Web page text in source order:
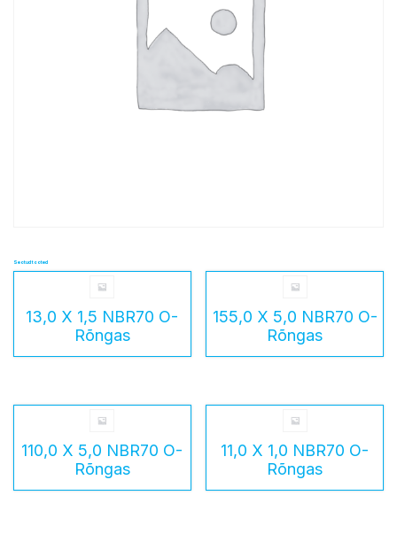
Seotud tooted
13,0 X 1,5 NBR70 O-
Rõngas
155,0 X 5,0 NBR70 O-
Rõngas
110,0 X 5,0 NBR70 O-
Rõngas
11,0 X 1,0 NBR70 O-
Rõngas